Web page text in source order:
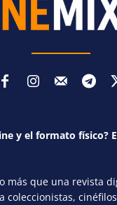
y el formato físico?
más que una revista
coleccionistas,